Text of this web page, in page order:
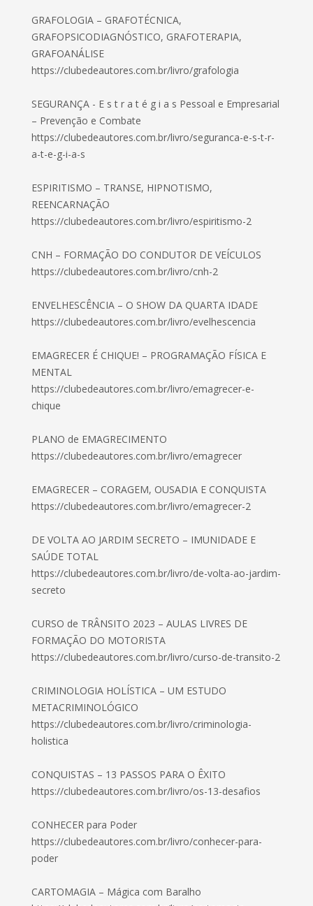
GRAFOLOGIA – GRAFOTÉCNICA,
GRAFOPSICODIAGNÓSTICO, GRAFOTERAPIA,
GRAFOANÁLISE
https://clubedeautores.com.br/livro/grafologia
SEGURANÇA - E s t r a t é g i a s Pessoal e Empresarial
– Prevenção e Combate
https://clubedeautores.com.br/livro/seguranca-e-s-t-r-
a-t-e-g-i-a-s
ESPIRITISMO – TRANSE, HIPNOTISMO,
REENCARNAÇÃO
https://clubedeautores.com.br/livro/espiritismo-2
CNH – FORMAÇÃO DO CONDUTOR DE VEÍCULOS
https://clubedeautores.com.br/livro/cnh-2
ENVELHESCÊNCIA – O SHOW DA QUARTA IDADE
https://clubedeautores.com.br/livro/evelhescencia
EMAGRECER É CHIQUE! – PROGRAMAÇÃO FÍSICA E
MENTAL
https://clubedeautores.com.br/livro/emagrecer-e-
chique
PLANO de EMAGRECIMENTO
https://clubedeautores.com.br/livro/emagrecer
EMAGRECER – CORAGEM, OUSADIA E CONQUISTA
https://clubedeautores.com.br/livro/emagrecer-2
DE VOLTA AO JARDIM SECRETO – IMUNIDADE E
SAÚDE TOTAL
https://clubedeautores.com.br/livro/de-volta-ao-jardim-
secreto
CURSO de TRÂNSITO 2023 – AULAS LIVRES DE
FORMAÇÃO DO MOTORISTA
https://clubedeautores.com.br/livro/curso-de-transito-2
CRIMINOLOGIA HOLÍSTICA – UM ESTUDO
METACRIMINOLÓGICO
https://clubedeautores.com.br/livro/criminologia-
holistica
CONQUISTAS – 13 PASSOS PARA O ÊXITO
https://clubedeautores.com.br/livro/os-13-desafios
CONHECER para Poder
https://clubedeautores.com.br/livro/conhecer-para-
poder
CARTOMAGIA – Mágica com Baralho